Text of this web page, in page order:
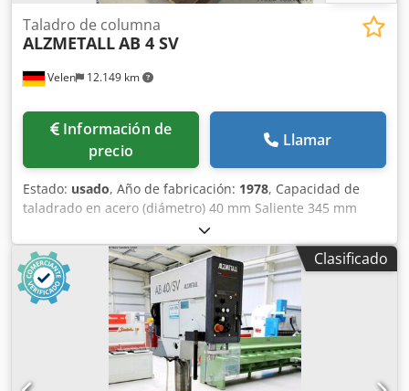
Velen 12.149 km
Taladro de columna
ALZMETALLAB 4 SV
Información de
precio
Llamar
Estado: usado, Año de fabricación: 1978, Capacidad de
taladrado en acero (diámetro) 40 mm Saliente 345 mm
Recorrido de taladrado 200 mm Chjdpfx Afov Ehftsdja
Superficie de sujeción de la mesa 720 x 560 mm Velocidad
de giro 60 - 765 rpm Avance 0,15 - 0,2 - 0,3 - 0,36
mm/vuelta Portaherramientas MK 4 Potencia total
requerida 3,0 kW Peso de la máquina aprox. 0,4 t
Taladradora equipada con: Avance automático 2
velocidades mecánicas Giro a izquierda/derecha Pedal de
accionamiento Bomba de refrigerante Lámpara de
máquina Nuevo portabrocas de sujeción rápida
Clasificado